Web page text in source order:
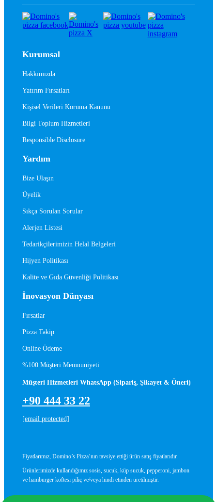
Kurumsal
Hakkımızda
Yatırım Fırsatları
Kişisel Verileri Koruma Kanunu
Bilgi Toplum Hizmetleri
Responsible Disclosure
Yardım
Bize Ulaşın
Üyelik
Sıkça Sorulan Sorular
Alerjen Listesi
Tedarikçilerimizin Helal Belgeleri
Hijyen Politikası
Kalite ve Gıda Güvenliği Politikası
İnovasyon Dünyası
Fırsatlar
Pizza Takip
Online Ödeme
%100 Müşteri Memnuniyeti
Müşteri Hizmetleri WhatsApp (Sipariş, Şikayet & Öneri)
+90 444 33 22
[email protected]
Fiyatlarımız, Domino’s Pizza’nın tavsiye ettiği ürün satış fiyatlarıdır.
Ürünlerimizde kullandığımız sosis, sucuk, küp sucuk, pepperoni, jambon
ve hamburger köftesi piliç ve/veya hindi etinden üretilmiştir.